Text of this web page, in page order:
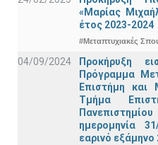
«Μαρίας
έτος 2023-2024
#Μεταπτυχιακές
04/09/2024
Προκήρυξη
Πρόγραμμα
Επιστήμη και
Τμήμα
ημερομηνία
εαρινό εξάμηνο